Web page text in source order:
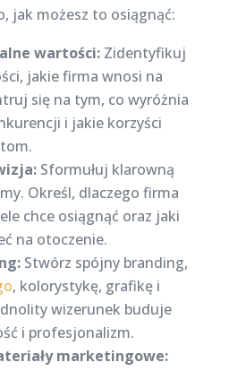
jak możesz to osiągnąć:
wartości: Zidentyfikuj
jakie firma wnosi na
się na tym, co wyróżnia
i jakie korzyści
Sformułuj klarowną
Określ, dlaczego firma
chce osiągnąć oraz jaki
na otoczenie.
Stwórz spójny branding,
, kolorystykę, grafikę i
wizerunek buduje
i profesjonalizm.
marketingowe: